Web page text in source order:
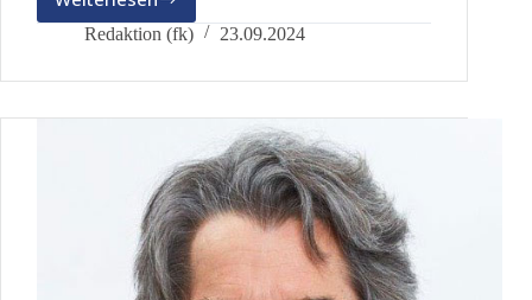
Vortrag:
Umgang
den
Alltag
(17.10.2024)
Redaktion (fk) 23.09.2024